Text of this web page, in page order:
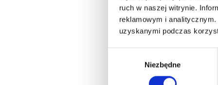
ruch w naszej witrynie.
reklamowym i
uzyskanymi podczas
Niezbędne